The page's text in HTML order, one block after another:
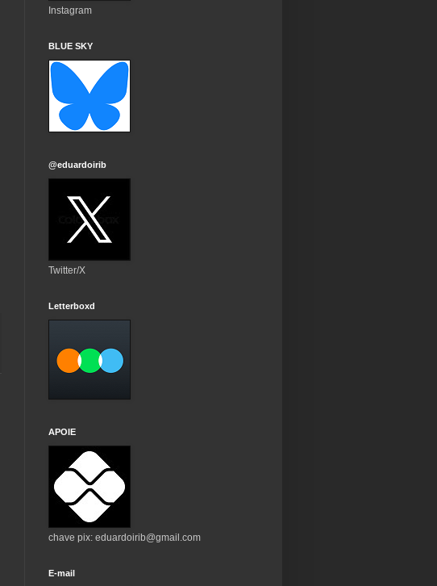
Instagram
BLUE SKY
@eduardoirib
Twitter/X
Letterboxd
APOIE
chave pix: eduardoirib@gmail.com
E-mail